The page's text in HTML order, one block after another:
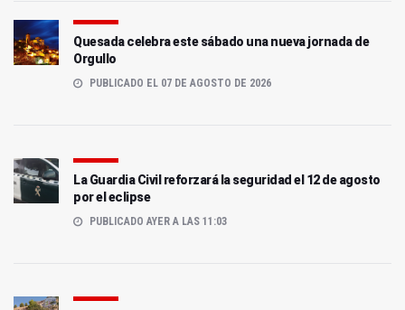
Quesada celebra este sábado una nueva jornada de
Orgullo
PUBLICADO EL 07 DE AGOSTO DE 2026
La Guardia Civil reforzará la seguridad el 12 de agosto
por el eclipse
PUBLICADO AYER A LAS 11:03